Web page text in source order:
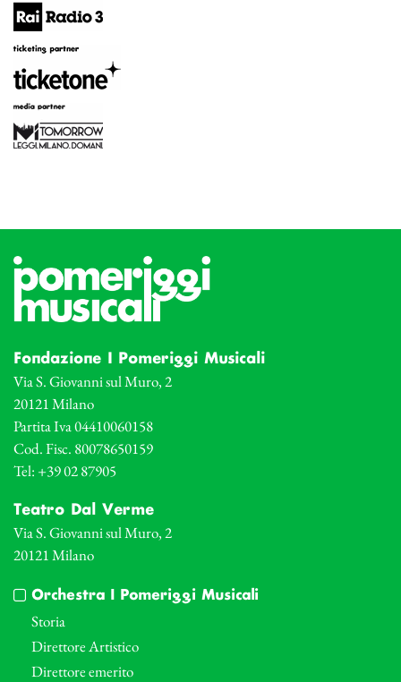
Fondazione I Pomeriggi Musicali
Via S. Giovanni sul Muro, 2
20121 Milano
Partita Iva 04410060158
Cod. Fisc. 80078650159
Tel: +39 02 87905
Teatro Dal Verme
Via S. Giovanni sul Muro, 2
20121 Milano
Orchestra I Pomeriggi Musicali
Storia
Direttore Artistico
Direttore emerito